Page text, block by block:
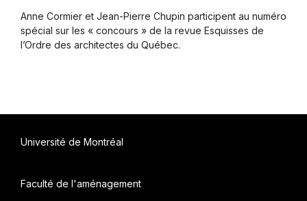
Anne Cormier et Jean-Pierre Chupin participent au numéro
spécial sur les « concours » de la revue Esquisses de
l’Ordre des architectes du Québec.
Université de Montréal
Faculté de l'aménagement